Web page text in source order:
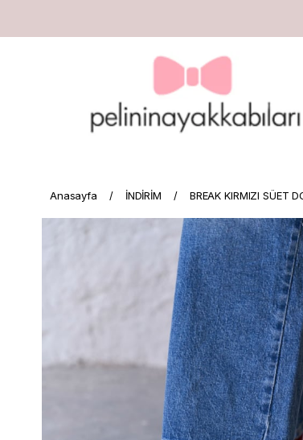
Anasayfa İNDİRİM BREAK KIRMIZI SÜET